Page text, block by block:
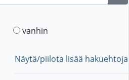
vanhin
Näytä/piilota lisää hakuehtoja